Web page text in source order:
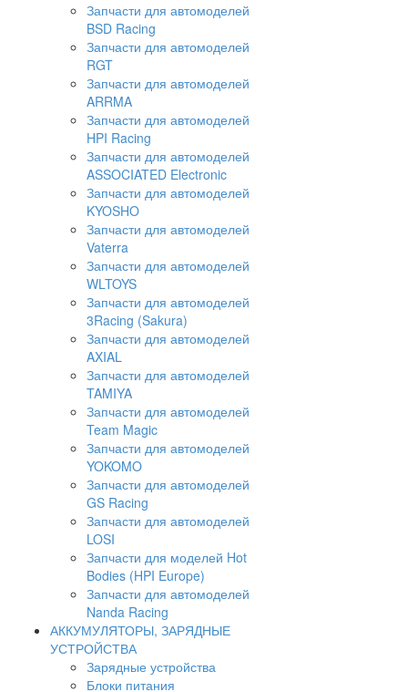
Запчасти для автомоделей
BSD Racing
Запчасти для автомоделей
RGT
Запчасти для автомоделей
ARRMA
Запчасти для автомоделей
HPI Racing
Запчасти для автомоделей
ASSOCIATED Electronic
Запчасти для автомоделей
KYOSHO
Запчасти для автомоделей
Vaterra
Запчасти для автомоделей
WLTOYS
Запчасти для автомоделей
3Racing (Sakura)
Запчасти для автомоделей
AXIAL
Запчасти для автомоделей
TAMIYA
Запчасти для автомоделей
Team Magic
Запчасти для автомоделей
YOKOMO
Запчасти для автомоделей
GS Racing
Запчасти для автомоделей
LOSI
Запчасти для моделей Hot
Bodies (HPI Europe)
Запчасти для автомоделей
Nanda Racing
АККУМУЛЯТОРЫ, ЗАРЯДНЫЕ
УСТРОЙСТВА
Зарядные устройства
Блоки питания